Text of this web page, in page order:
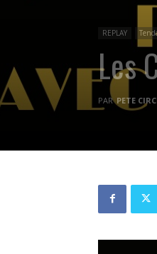
REPLAY
Les
PAR PETE